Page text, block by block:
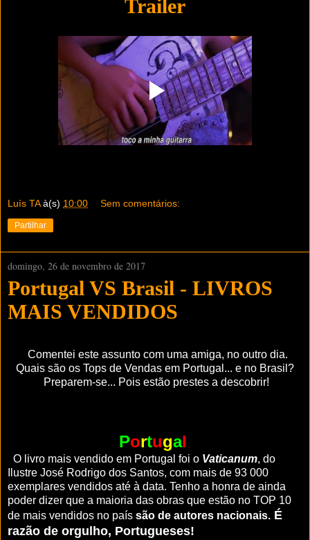
Trailer
Luís TA à(s) 10:00 Sem comentários:
Partilhar
domingo, 26 de novembro de 2017
Portugal VS Brasil - LIVROS
MAIS VENDIDOS
Comentei este assunto com uma amiga, no outro dia.
Quais são os Tops de Vendas em Portugal... e no Brasil?
Preparem-se... Pois estão prestes a descobrir!
Portugal
O livro mais vendido em Portugal foi o Vaticanum, do
Ilustre José Rodrigo dos Santos, com mais de 93 000
exemplares vendidos até à data. Tenho a honra de ainda
poder dizer que a maioria das obras que estão no TOP 10
de mais vendidos no país são de autores nacionais. É
razão de orgulho, Portugueses!